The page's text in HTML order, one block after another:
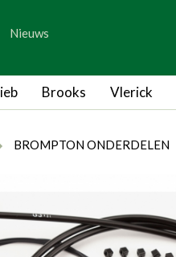
Nieuws
Brooks Vlerick
BROMPTON ONDERDELEN